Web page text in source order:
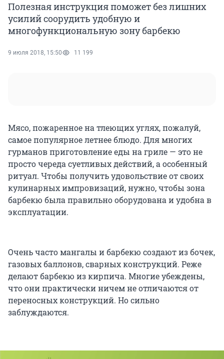
Полезная инструкция поможет без лишних
усилий соорудить удобную и
многофункциональную зону барбекю
9 июля 2018, 15:50 11 199
Мясо, пожаренное на тлеющих углях, пожалуй,
самое популярное летнее блюдо. Для многих
гурманов приготовление еды на гриле — это не
просто череда суетливых действий, а особенный
ритуал. Чтобы получить удовольствие от своих
кулинарных импровизаций, нужно, чтобы зона
барбекю была правильно оборудована и удобна в
эксплуатации.
Очень часто мангалы и барбекю создают из бочек,
газовых баллонов, сварных конструкций. Реже
делают барбекю из кирпича. Многие убеждены,
что они практически ничем не отличаются от
переносных конструкций. Но сильно
заблуждаются.